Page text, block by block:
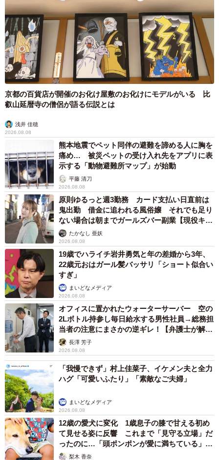
がられながらも、少しずつ関係を築いていきました。今で
は隣に来ても逃げられることなく、優しく見守ってもらえ
るようになったのです。
2024年には3匹目の猫・ブリちゃんも加わり、シナちゃん
にとっては年の近い良き遊び相手となっています。
「毎日追いかけっこをして遊んでいます。ときどき猫パン
小さな体でよく生きた “気遣い屋”で甘えん坊な
三毛猫
5/12
仲良し三毛猫姉妹♡ 寄り添ってくつろぐ（奥）トビ子ちゃん（手前）シ
ナちゃん（画像提供：tobi8/8さん）
シナちゃんは、現在1歳。今ではすっかり家族の一員として
暮らしています。朝5時、家の中で最初に動くのは先住猫の
トビ子ちゃん。その声に反応して、眠たそうにしているシ
京都の百貨店が開催のお化け屋敷のお化けにモデルがいる 比
叡山延暦寺の僧侶が語る伝説とは
浅井 佳穂
2026.08.08
熊本地震でペット同伴の避難を諦める人に胸を
痛め… 被災ペットの受け入れ先をアプリに表
示する「動物避難所マップ」が始動
平藤 清刀
2026.08.08
原則ゆるっと週3勤務 カード支払い日直前は
鬼出勤 借金に追われる風俗嬢 それでも足り
ない場合は朝までガールズバー副業【現役キャ
ストに取材】
たかなし 亜妖
2026.08.08
19歳でハライチ岩井勇気と年の差婚から3年、
22歳元おはガール髪バッサリ「ショート似合い
すぎ」
まいどなメディア
2026.08.08
オフィスに置かれたウォーターサーバー 空の
2Lボトル持参し毎日給水する男性社員→総務担
当者の注意にまさかの逆ギレ！【弁護士が解
説】長澤 芳子
2026.08.08
「我慢できず」村上佳菜子、イケメン夫と全力
ハグ「可愛いふたり」「素敵なご夫婦」
まいどなメディア
2026.08.08
12歳の愛犬に変化 1歳息子の膝で甘える初め
て見せる姿に反響 これまで「見守る立場」だ
ったのに…「頭ポンポンが愛に満ちている」
「尊…」
梨木 香奈